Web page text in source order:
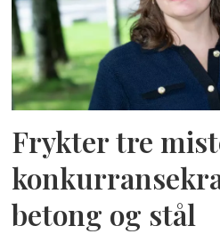
Frykter tre
betong og stål